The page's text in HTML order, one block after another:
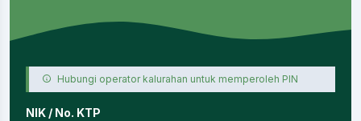
Hubungi operator kalurahan untuk memperoleh PIN
NIK / No. KTP